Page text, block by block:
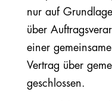
nur auf
über
einer
Vertrag über
geschlossen.